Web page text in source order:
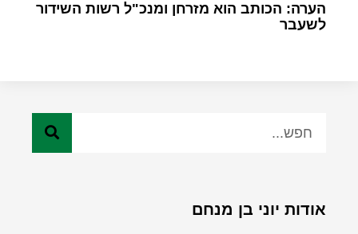
הערה: הכותב הוא מזרחן ומנכ"ל רשות השידור
לשעבר
אודות יוני בן מנחם